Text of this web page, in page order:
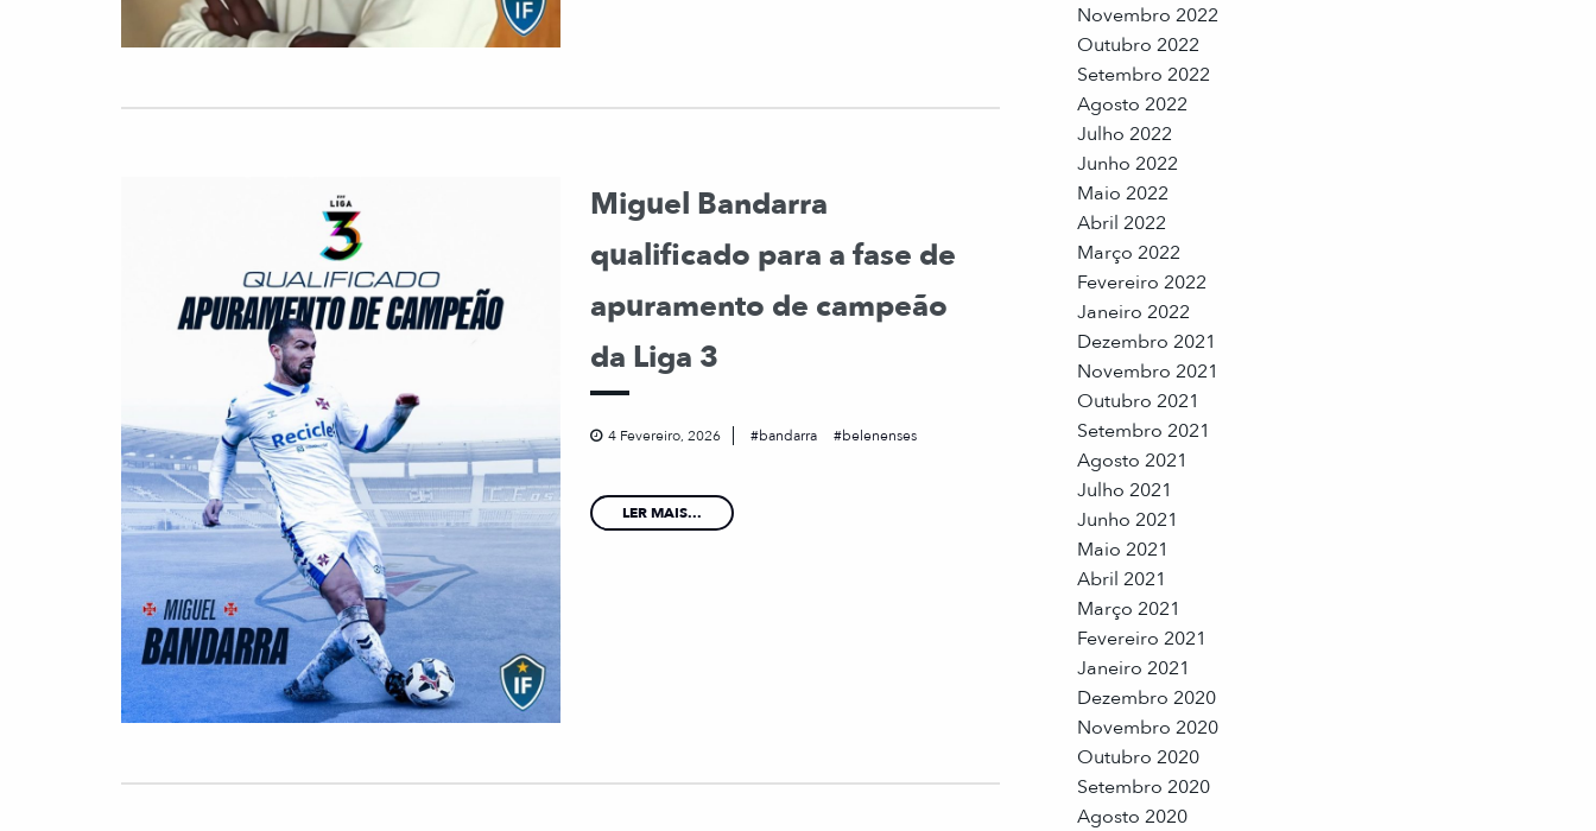
Miguel Bandarra
qualificado para a fase de
apuramento de campeão
da Liga 3
4 Fevereiro, 2026 bandarra belenenses
LER MAIS...
Novembro 2022
Outubro 2022
Setembro 2022
Agosto 2022
Julho 2022
Junho 2022
Maio 2022
Abril 2022
Março 2022
Fevereiro 2022
Janeiro 2022
Dezembro 2021
Novembro 2021
Outubro 2021
Setembro 2021
Agosto 2021
Julho 2021
Junho 2021
Maio 2021
Abril 2021
Março 2021
Fevereiro 2021
Janeiro 2021
Dezembro 2020
Novembro 2020
Outubro 2020
Setembro 2020
Agosto 2020